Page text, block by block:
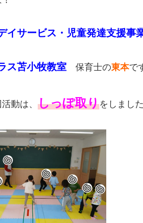
イサービス・児童発達支援事
ス苫小牧教室 保育士の東本で
動は、 しっぽ取りをしまし